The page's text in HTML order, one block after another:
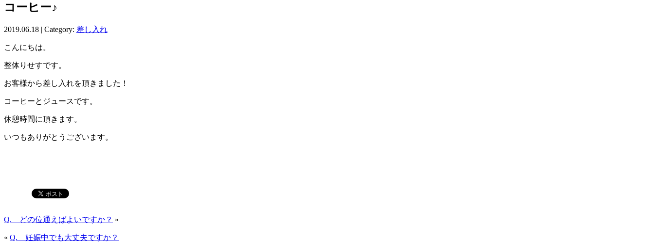
コーヒー♪
2019.06.18 | Category: 差し入れ
こんにちは。
整体りせすです。
お客様から差し入れを頂きました！
コーヒーとジュースです。
休憩時間に頂きます。
いつもありがとうございます。
Q. どの位通えばよいですか？ »
« Q. 妊娠中でも大丈夫ですか？